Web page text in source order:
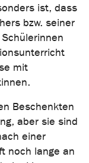
ist, dass
bzw. seiner
mit
Beschenkten
aber sie sind
einer
noch lange an